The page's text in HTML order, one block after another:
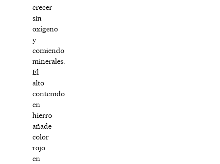
crecer
sin
oxígeno
y
comiendo
minerales.
El
alto
contenido
en
hierro
añade
color
rojo
en